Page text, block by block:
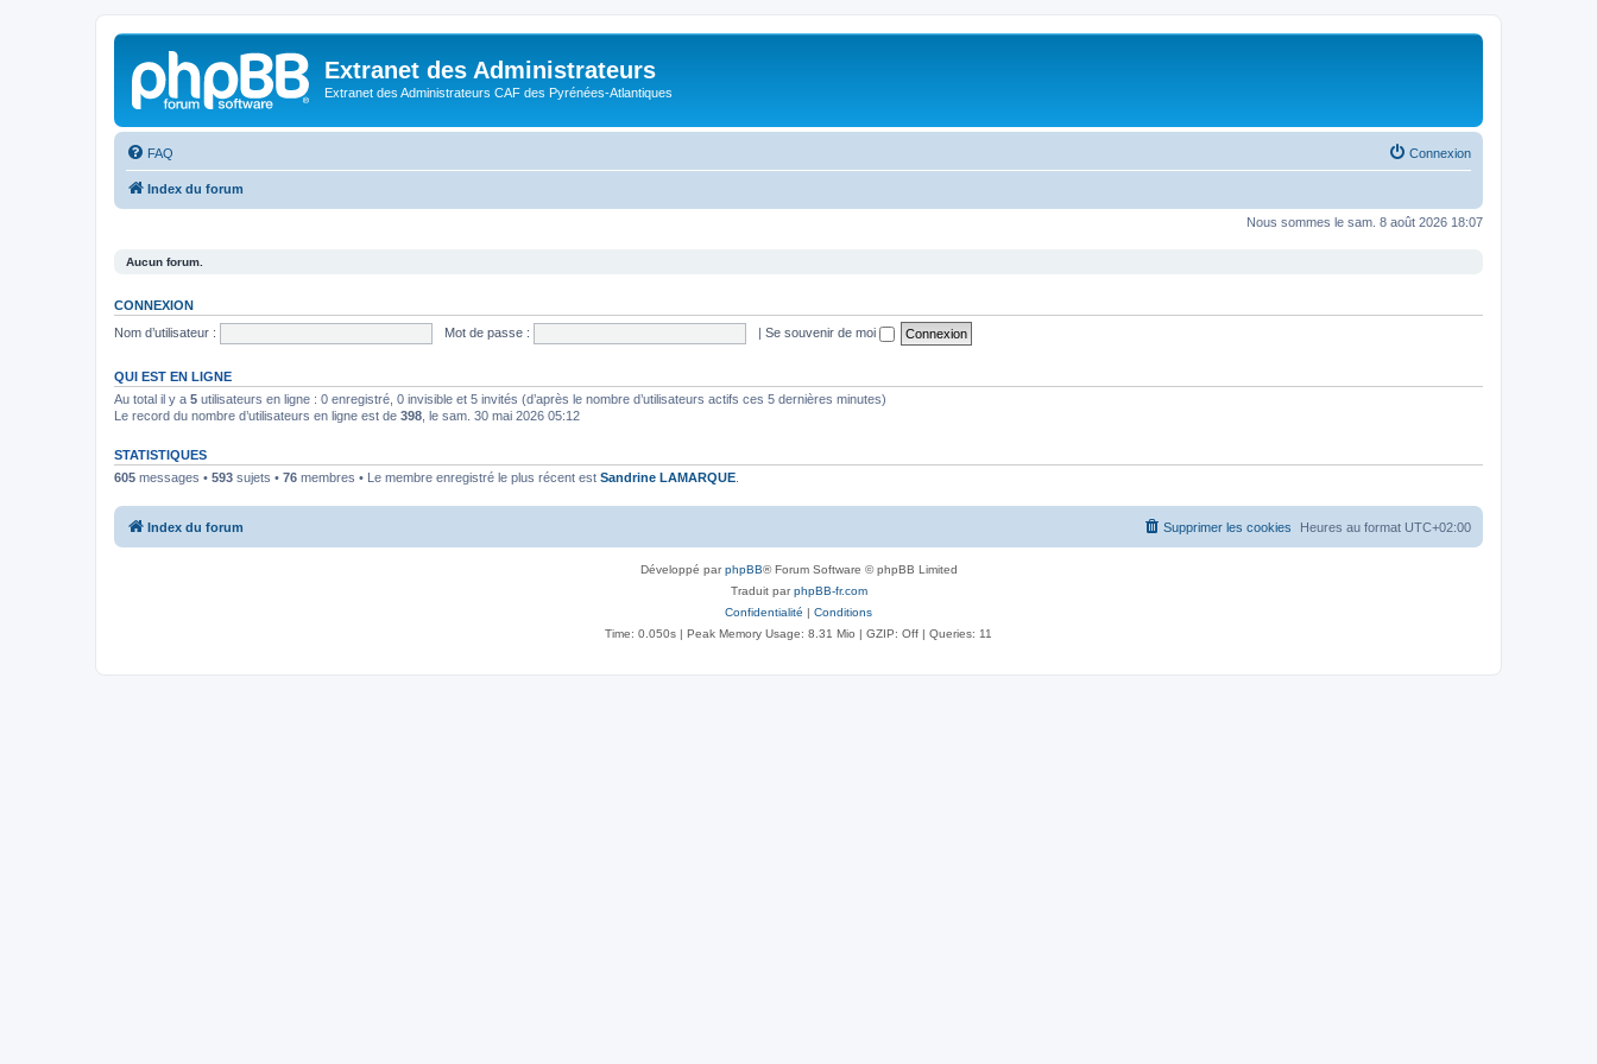
Extranet des Administrateurs
Extranet des Administrateurs CAF des Pyrénées-Atlantiques
FAQ Connexion
Index du forum
Nous sommes le sam. 8 août 2026 18:07
Aucun forum.
CONNEXION
Nom d’utilisateur :
Mot de passe : | Se souvenir de moi
QUI EST EN LIGNE
Au total il y a 5 utilisateurs en ligne : 0 enregistré, 0 invisible et 5 invités (d’après le nombre d’utilisateurs actifs ces 5 dernières minutes)
Le record du nombre d’utilisateurs en ligne est de 398 , le sam. 30 mai 2026 05:12
STATISTIQUES
605 messages • 593 sujets • 76 membres • Le membre enregistré le plus récent est Sandrine LAMARQUE
Index du forum Heures au format UTC+02:00
Supprimer les cookies
Développé parphpBB® Forum Software © phpBB Limited
Traduit parphpBB-fr.com
Confidentialité | Conditions
Time: 0.050s | Peak Memory Usage: 8.31 Mio | GZIP: Off | Queries: 11